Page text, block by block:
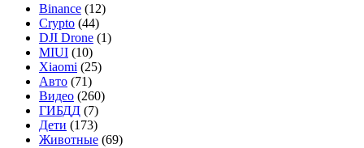
Binance (12)
Crypto (44)
DJI Drone (1)
MIUI (10)
Xiaomi (25)
Авто (71)
Видео (260)
ГИБДД (7)
Дети (173)
Животные (69)